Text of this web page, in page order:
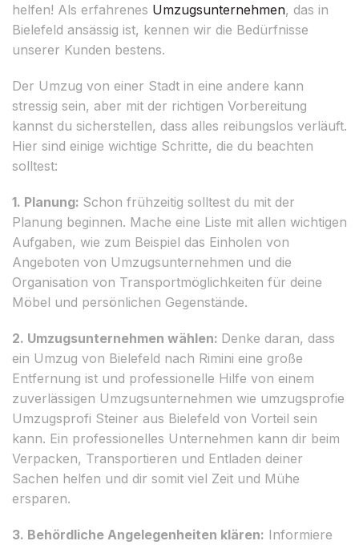
helfen! Als erfahrenes Umzugsunternehmen, das in
Bielefeld ansässig ist, kennen wir die Bedürfnisse
unserer Kunden bestens.
Der Umzug von einer Stadt in eine andere kann
stressig sein, aber mit der richtigen Vorbereitung
kannst du sicherstellen, dass alles reibungslos verläuft.
Hier sind einige wichtige Schritte, die du beachten
solltest:
1. Planung: Schon frühzeitig solltest du mit der
Planung beginnen. Mache eine Liste mit allen wichtigen
Aufgaben, wie zum Beispiel das Einholen von
Angeboten von Umzugsunternehmen und die
Organisation von Transportmöglichkeiten für deine
Möbel und persönlichen Gegenstände.
2. Umzugsunternehmen wählen: Denke daran, dass
ein Umzug von Bielefeld nach Rimini eine große
Entfernung ist und professionelle Hilfe von einem
zuverlässigen Umzugsunternehmen wie umzugsprofie
Umzugsprofi Steiner aus Bielefeld von Vorteil sein
kann. Ein professionelles Unternehmen kann dir beim
Verpacken, Transportieren und Entladen deiner
Sachen helfen und dir somit viel Zeit und Mühe
ersparen.
3. Behördliche Angelegenheiten klären: Informiere